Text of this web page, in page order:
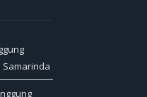
Samarinda